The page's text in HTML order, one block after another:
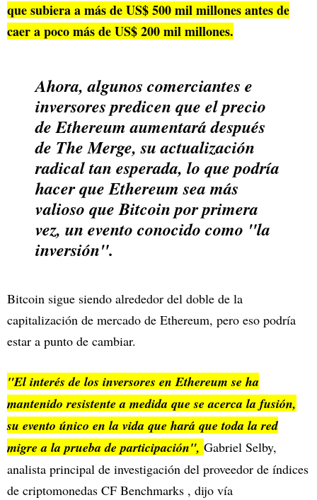
que subiera a más de US$ 500 mil millones antes de
caer a poco más de US$ 200 mil millones.
Ahora, algunos comerciantes e
inversores predicen que el precio
de Ethereum aumentará después
de The Merge, su actualización
radical tan esperada, lo que podría
hacer que Ethereum sea más
valioso que Bitcoin por primera
vez, un evento conocido como "la
inversión".
Bitcoin sigue siendo alrededor del doble de la
capitalización de mercado de Ethereum, pero eso podría
estar a punto de cambiar.
"El interés de los inversores en Ethereum se ha
mantenido resistente a medida que se acerca la fusión,
su evento único en la vida que hará que toda la red
migre a la prueba de participación", Gabriel Selby,
analista principal de investigación del proveedor de índices
de criptomonedas CF Benchmarks , dijo vía